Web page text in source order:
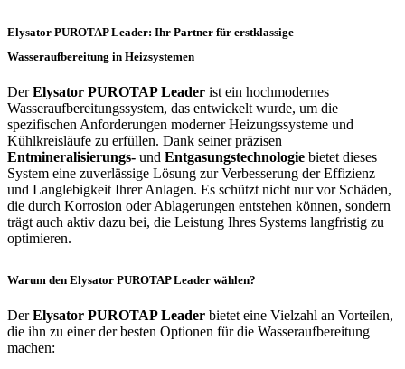
Elysator PUROTAP Leader: Ihr Partner für erstklassige
Wasseraufbereitung in Heizsystemen
DerElysator PUROTAP Leader ist ein hochmodernes
Wasseraufbereitungssystem, das entwickelt wurde, um die
spezifischen Anforderungen moderner Heizungssysteme und
Kühlkreisläufe zu erfüllen. Dank seiner präzisen
Entmineralisierungs- und Entgasungstechnologie bietet dieses
System eine zuverlässige Lösung zur Verbesserung der Effizienz
und Langlebigkeit Ihrer Anlagen. Es schützt nicht nur vor Schäden,
die durch Korrosion oder Ablagerungen entstehen können, sondern
trägt auch aktiv dazu bei, die Leistung Ihres Systems langfristig zu
optimieren.
Warum den Elysator PUROTAP Leader wählen?
DerElysator PUROTAP Leader bietet eine Vielzahl an Vorteilen,
die ihn zu einer der besten Optionen für die Wasseraufbereitung
machen: